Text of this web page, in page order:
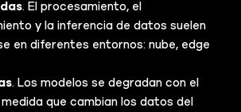
. El procesamiento, el
y la inferencia de datos suelen
en diferentes entornos: nube, edge
. Los modelos se degradan con el
que cambian los datos del